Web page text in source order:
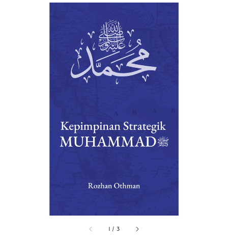
1 / 3